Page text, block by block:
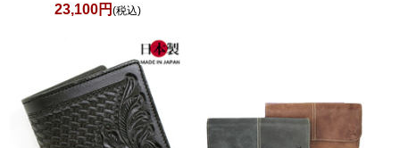
23,100円 (税込)